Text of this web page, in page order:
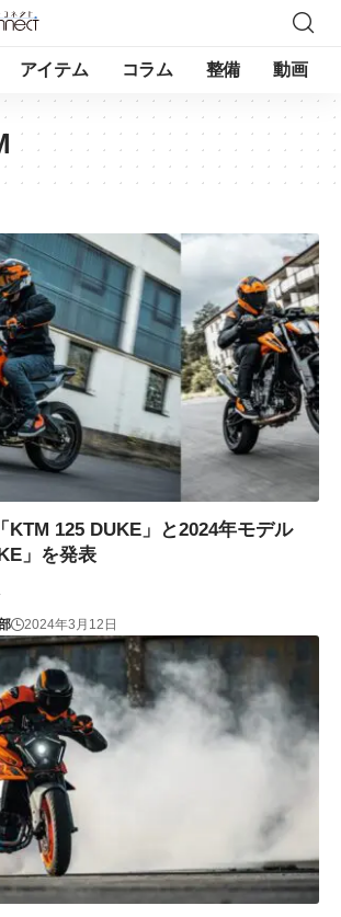
アイテム コラム 整備 動画
KTM 125 DUKE」と2024年モデル
」を発表
2024年3月12日